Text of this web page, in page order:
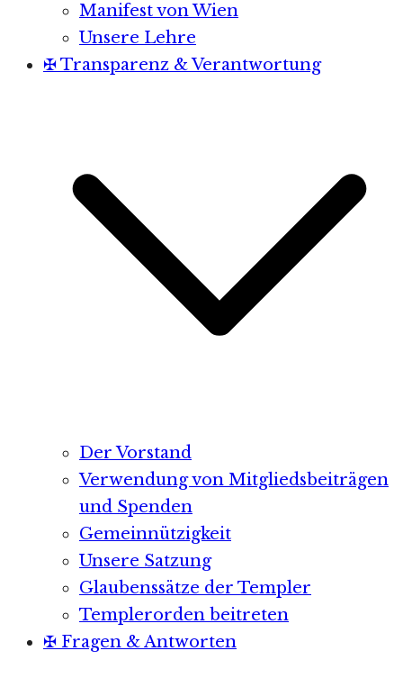
Manifest von Wien
Unsere Lehre
✠ Transparenz & Verantwortung
Der Vorstand
Verwendung von Mitgliedsbeiträgen
und Spenden
Gemeinnützigkeit
Unsere Satzung
Glaubenssätze der Templer
Templerorden beitreten
✠ Fragen & Antworten